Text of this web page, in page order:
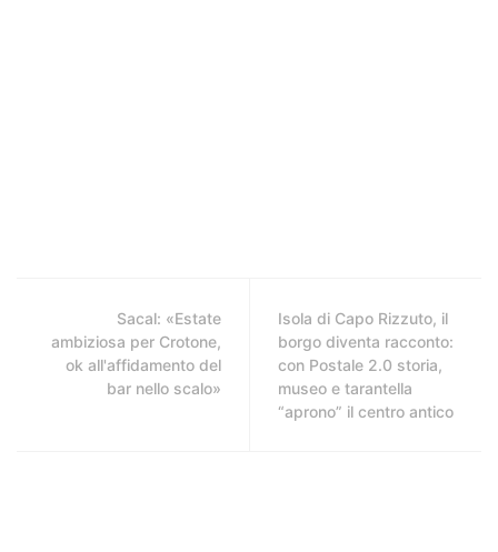
Sacal: «Estate
ambiziosa per Crotone,
ok all'affidamento del
bar nello scalo»
Isola di Capo Rizzuto, il
borgo diventa racconto:
con Postale 2.0 storia,
museo e tarantella
“aprono” il centro antico